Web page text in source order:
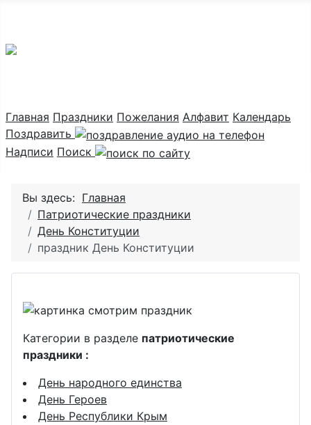
Главная Праздники Пожелания Алфавит Календарь
Поздравить
Надписи Поиск
Вы здесь: Главная
Патриотические праздники
День Конституции
праздник День Конституции
Категории в разделе патриотические
праздники :
День народного единства
День Героев
День Республики Крым